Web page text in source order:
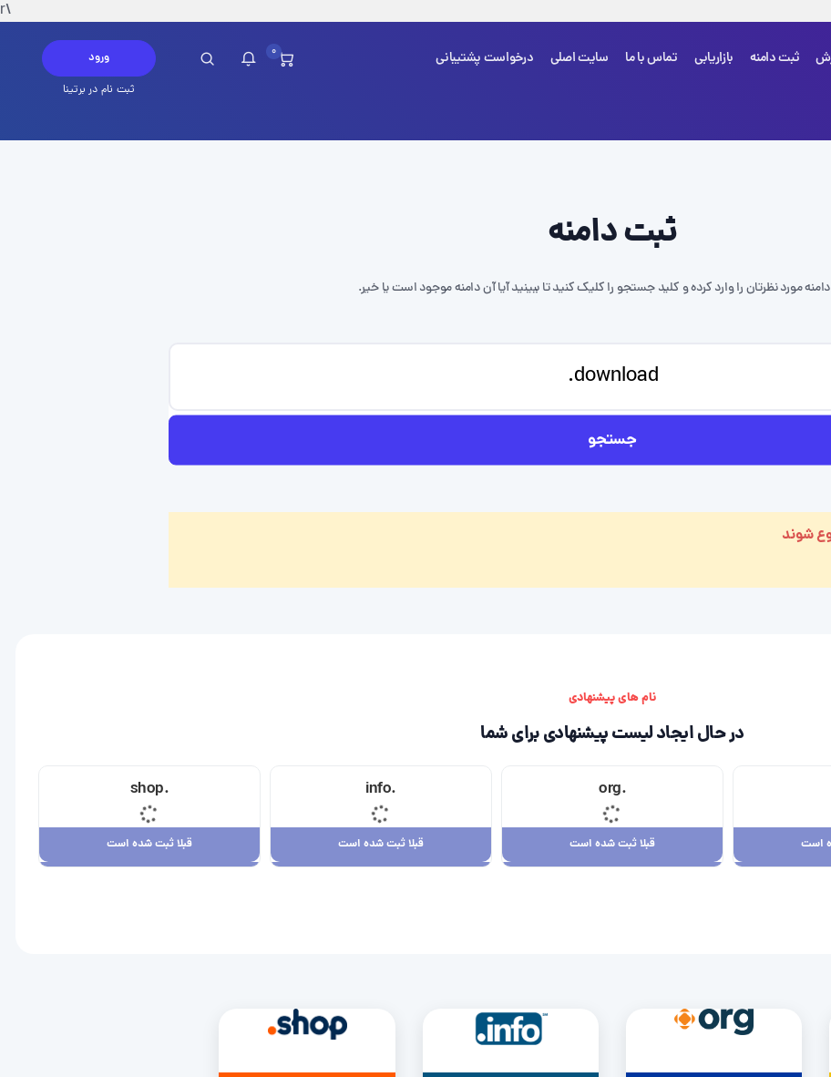
\r
ثبت دامنه بازاریابی تماس با ما سایت اصلی درخواست پشتیبانی 0 ورود
ثبت نام در برتینا
ثبت دامنه
دامنه مورد نظرتان را وارد کرده و کلید جستجو را کلیک کنید تا ببینید آیا آن دامنه موجود است یا خیر.
جستجو
شوند
نام های پیشنهادی
در حال ایجاد لیست پیشنهادی برای شما
است
.org
قبلا ثبت شده است
.info
قبلا ثبت شده است
.shop
قبلا ثبت شده است